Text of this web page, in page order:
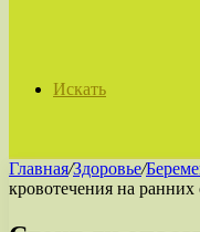
Искать
Главная/Здоровье/
кровотечения на ранних